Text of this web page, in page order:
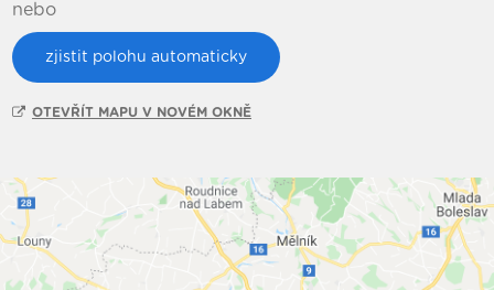
nebo
zjistit polohu automaticky
OTEVŘÍT MAPU V NOVÉM OKNĚ